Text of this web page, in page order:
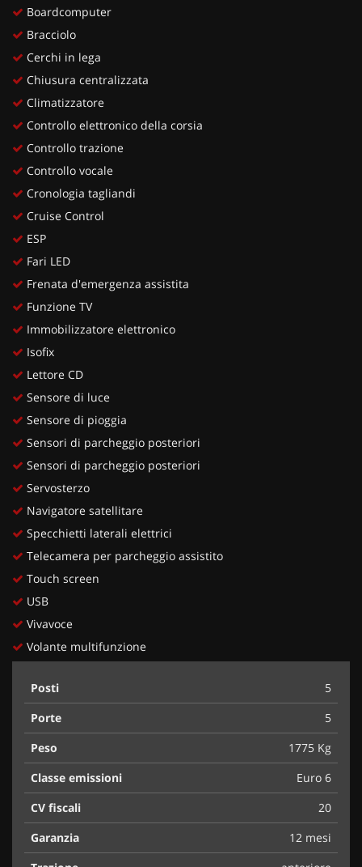
Boardcomputer
Bracciolo
Cerchi in lega
Chiusura centralizzata
Climatizzatore
Controllo elettronico della corsia
Controllo trazione
Controllo vocale
Cronologia tagliandi
Cruise Control
ESP
Fari LED
Frenata d'emergenza assistita
Funzione TV
Immobilizzatore elettronico
Isofix
Lettore CD
Sensore di luce
Sensore di pioggia
Sensori di parcheggio posteriori
Sensori di parcheggio posteriori
Servosterzo
Navigatore satellitare
Specchietti laterali elettrici
Telecamera per parcheggio assistito
Touch screen
USB
Vivavoce
Volante multifunzione
Posti
5
Porte
5
Peso
1775 Kg
Classe emissioni
Euro 6
CV fiscali
20
Garanzia
12 mesi